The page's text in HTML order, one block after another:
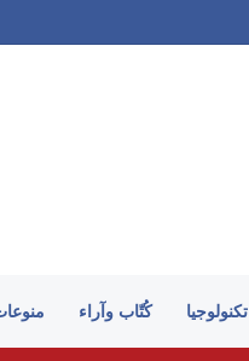
تكنولوجيا كُتّاب وآراء